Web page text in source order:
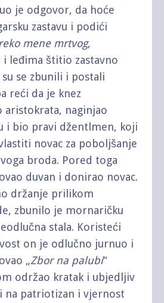
je odgovor, da hoće
zastavu i podići
mene mrtvog,
leđima štitio zastavno
se zbunili i postali
reći da je knez
aristokrata, naginjao
i bio pravi džentlmen, koji
novac za poboljšanje
broda. Pored toga
duvan i donirao novac.
držanje prilikom
zbunilo je mornaričku
stala. Koristeći
on je odlučno jurnuo i
„Zbor na palubi“
održao kratak i ubjedljiv
na patriotizan i vjernost